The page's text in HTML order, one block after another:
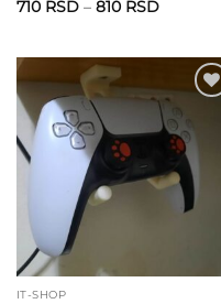
710 RSD – 810 RSDRaspon
do
810 RSD
Add to
wishlist
IT-SHOP